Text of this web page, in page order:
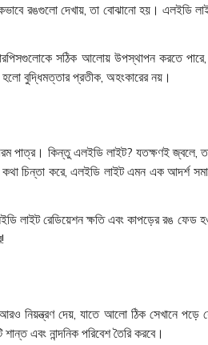
রঙগুলো দেখায়, তা বোঝানো হয়। এলইডি
সঠিক আলোয় উপস্থাপন করতে
হলো বুদ্ধিমত্তার প্রতীক, অহংকারের নয়।
পাত্র। কিন্তু এলইডি লাইট? যতক্ষণই জ্বলে,
চিন্তা করে, এলইডি লাইট এমন এক আদর্শ
লাইট রেডিয়েশন ক্ষতি এবং কাপড়ের রঙ ফেড
নিয়ন্ত্রণ দেয়, যাতে আলো ঠিক সেখানে পড়ে
এবং নান্দনিক পরিবেশ তৈরি করবে।